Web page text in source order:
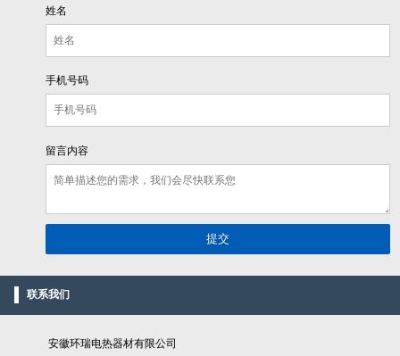
姓名
手机号码
留言内容
联系我们
安徽环瑞电热器材有限公司